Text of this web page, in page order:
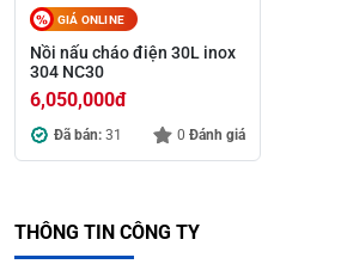
GIÁ ONLINE
Nồi nấu cháo điện 30L inox
304 NC30
6,050,000đ
Đã bán: 31 0 Đánh giá
THÔNG TIN CÔNG TY